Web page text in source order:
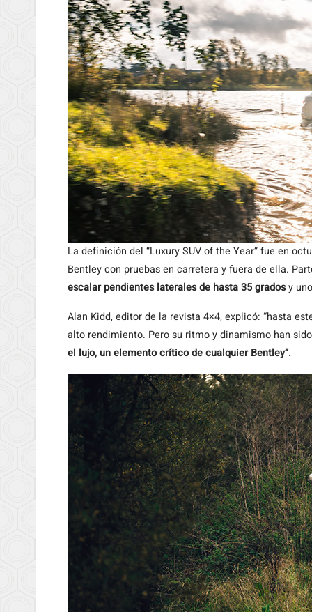
La definición del “Luxury SUV of the Year” fue en
Bentley con pruebas en carretera y fuera de ella.
escalar pendientes laterales de hasta 35 gradosy
Alan Kidd, editor de la revista 4×4, explicó: “hasta
alto rendimiento. Pero su ritmo y dinamismo han
el lujo, un elemento crítico de cualquier Bentley”.